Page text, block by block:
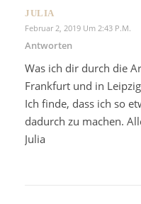
JULIA
Februar 2, 2019 Um 2:43 P.m.
Antworten
Was ich dir durch die
Frankfurt und in
Ich finde, dass ich so
dadurch zu machen.
Julia